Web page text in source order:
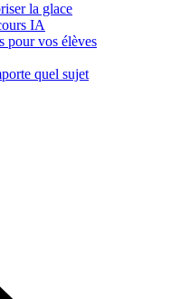
la glace
IA
pour vos élèves
quel sujet